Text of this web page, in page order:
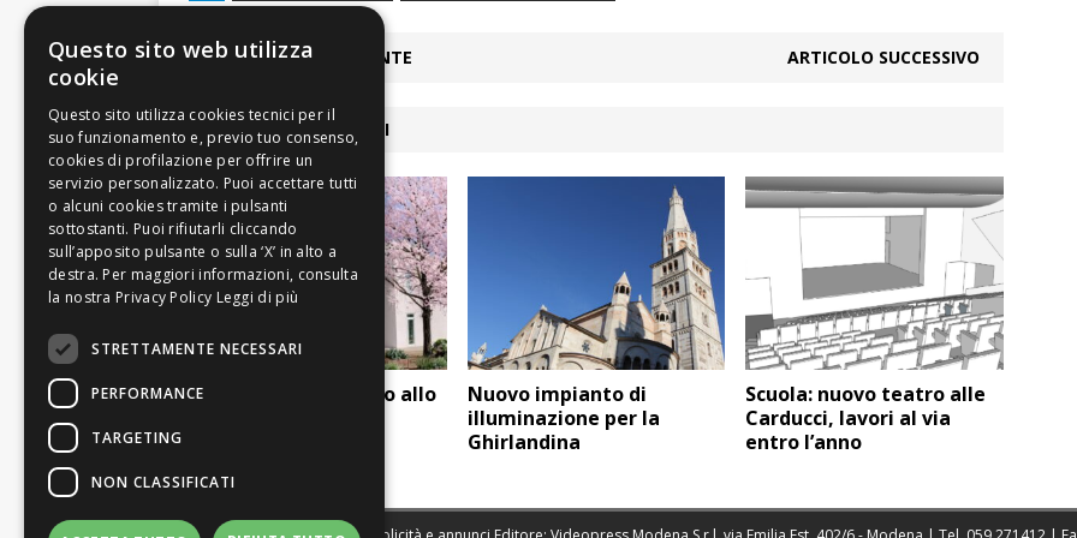
ARTICOLO PRECEDENTE ARTICOLO SUCCESSIVO
ARTICOLI COLLEGATI
Vignola: piove dentro allo
Nuovo impianto di
illuminazione per la
Ghirlandina
Scuola: nuovo teatro alle
Carducci, lavori al via
entro l’anno
Questo sito web utilizza
cookie
Leggi di più
STRETTAMENTE NECESSARI
PERFORMANCE
TARGETING
NON CLASSIFICATI